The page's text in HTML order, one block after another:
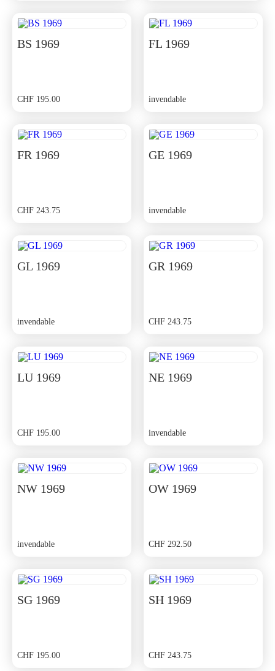
BS 1969
CHF 195.00
FL 1969
invendable
FR 1969
CHF 243.75
GE 1969
invendable
GL 1969
invendable
GR 1969
CHF 243.75
LU 1969
CHF 195.00
NE 1969
invendable
NW 1969
invendable
OW 1969
CHF 292.50
SG 1969
CHF 195.00
SH 1969
CHF 243.75